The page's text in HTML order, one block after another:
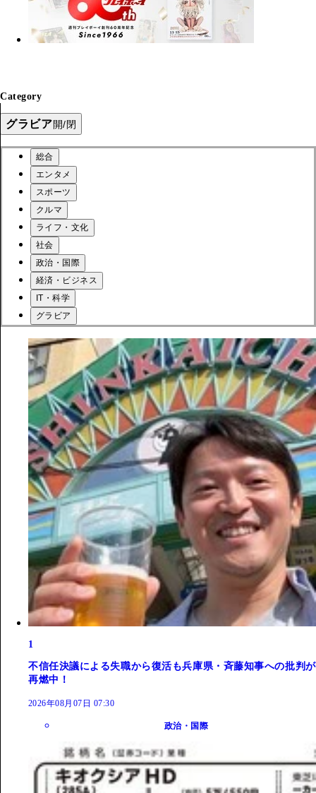
Category
グラビア開/閉
総合
エンタメ
スポーツ
クルマ
ライフ・文化
社会
政治・国際
経済・ビジネス
IT・科学
グラビア
1
不信任決議による失職から復活も兵庫県・斉藤知事への批判が
再燃中！
2026年08月07日 07:30
政治・国際